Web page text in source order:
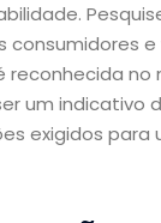
consumidores e
reconhecida no
um indicativo
exigidos para